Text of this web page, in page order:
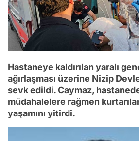
Hastaneye kaldırılan yaralı
ağırlaşması üzerine Nizip
sevk edildi. Caymaz,
müdahalelere rağmen
yaşamını yitirdi.